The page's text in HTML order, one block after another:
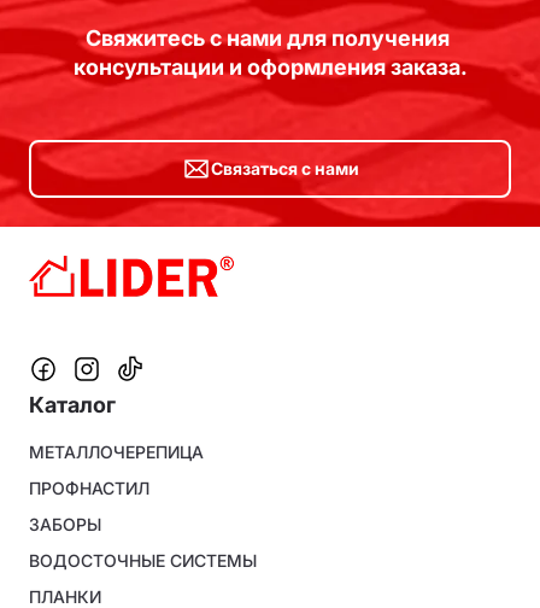
Свяжитесь с нами для получения
консультации и оформления заказа.
Связаться с нами
Каталог
Footer
menu
МЕТАЛЛОЧЕРЕПИЦА
ПРОФНАСТИЛ
ЗАБОРЫ
ВОДОСТОЧНЫЕ СИСТЕМЫ
ПЛАНКИ